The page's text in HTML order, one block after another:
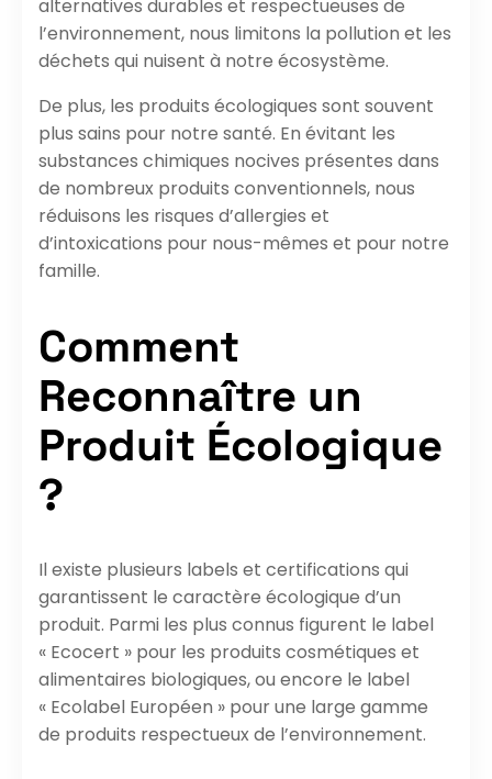
alternatives durables et respectueuses de
l’environnement, nous limitons la pollution et les
déchets qui nuisent à notre écosystème.
De plus, les produits écologiques sont souvent
plus sains pour notre santé. En évitant les
substances chimiques nocives présentes dans
de nombreux produits conventionnels, nous
réduisons les risques d’allergies et
d’intoxications pour nous-mêmes et pour notre
famille.
Comment
Reconnaître un
Produit Écologique
?
Il existe plusieurs labels et certifications qui
garantissent le caractère écologique d’un
produit. Parmi les plus connus figurent le label
« Ecocert » pour les produits cosmétiques et
alimentaires biologiques, ou encore le label
« Ecolabel Européen » pour une large gamme
de produits respectueux de l’environnement.